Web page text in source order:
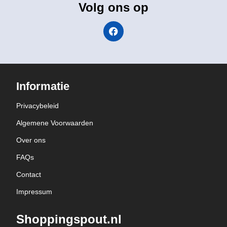
Volg ons op
Informatie
Privacybeleid
Algemene Voorwaarden
Over ons
FAQs
Contact
Impressum
Shoppingspout.nl